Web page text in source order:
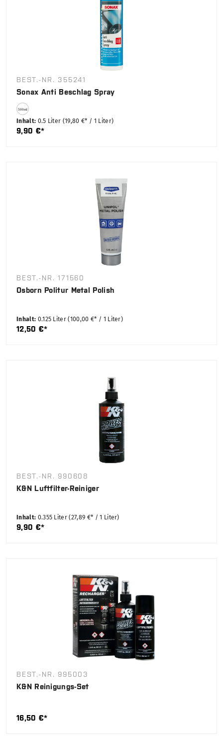
BEST.-NR. 355241
Sonax Anti Beschlag Spray
Inhalt: 0.5 Liter (19,80 €* / 1 Liter)
9,90 €*
BEST.-NR. 171560
Osborn Politur Metal Polish
Inhalt: 0.125 Liter(100,00 €* / 1 Liter)
12,50 €*
BEST.-NR. 990608
K&N Luftfilter-Reiniger
Inhalt: 0.355 Liter(27,89 €* / 1 Liter)
9,90 €*
BEST.-NR. 995003
K&N Reinigungs-Set
16,50 €*